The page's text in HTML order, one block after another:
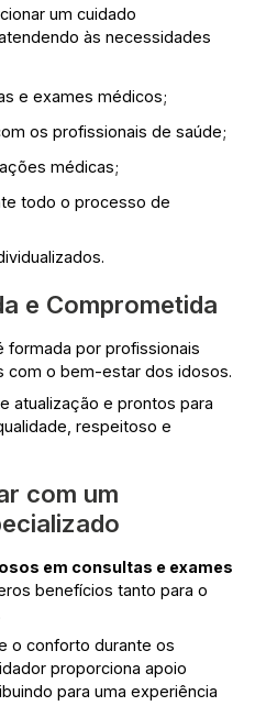
um cuidado
às necessidades
e exames médicos;
os profissionais de saúde;
médicas;
e Comprometida
formada por profissionais
com o bem-estar dos idosos.
atualização e prontos para
respeitoso e
com um
em consultas e exames
benefícios tanto para o
o conforto durante os
proporciona apoio
para uma experiência